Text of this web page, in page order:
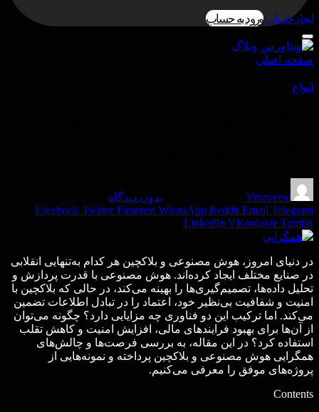
ایجاد حسابورود به حساب
صفحه اصلی
انواع
Vittaverse بدون دیدگاه
Facebook Twitter Pinterest WhatsApp Reddit Email Telegram
LinkedIn VKontakte Tumblr
در دنیای امروز، هوش مصنوعی و بلاکچین هر کدام به‌تنهایی انقلابی
در صنایع مختلف ایجاد کرده‌اند. هوش مصنوعی با قدرت پردازش و
تحلیل داده‌ها، تصمیم‌گیری‌ها را بهینه می‌کند، در حالی که بلاکچین با
امنیت و شفافیت بی‌نظیر خود، اعتماد را در تبادل اطلاعات تضمین
می‌کند. اما ترکیب این دو فناوری چه مزایایی دارد؟ چگونه می‌توان
از آن‌ها برای بهبود فرایندهای مالی، افزایش امنیت و کاهش تقلب
استفاده کرد؟ در این مقاله، به بررسی فرصت‌ها و چالش‌های
همگرایی هوش مصنوعی و بلاکچین پرداخته و نمونه‌هایی از
پروژه‌های موفق را معرفی می‌کنیم.
Contents